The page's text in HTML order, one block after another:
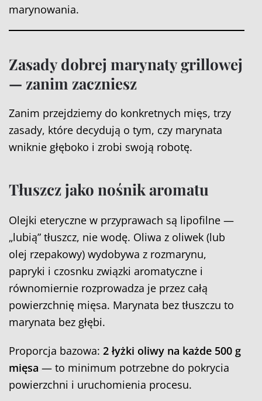
marynowania.
Zasady dobrej marynaty grillowej
— zanim zaczniesz
Zanim przejdziemy do konkretnych mięs, trzy
zasady, które decydują o tym, czy marynata
wniknie głęboko i zrobi swoją robotę.
Tłuszcz jako nośnik aromatu
Olejki eteryczne w przyprawach są lipofilne —
„lubią” tłuszcz, nie wodę. Oliwa z oliwek (lub
olej rzepakowy) wydobywa z rozmarynu,
papryki i czosnku związki aromatyczne i
równomiernie rozprowadza je przez całą
powierzchnię mięsa. Marynata bez tłuszczu to
marynata bez głębi.
Proporcja bazowa: 2 łyżki oliwy na każde 500 g
mięsa — to minimum potrzebne do pokrycia
powierzchni i uruchomienia procesu.